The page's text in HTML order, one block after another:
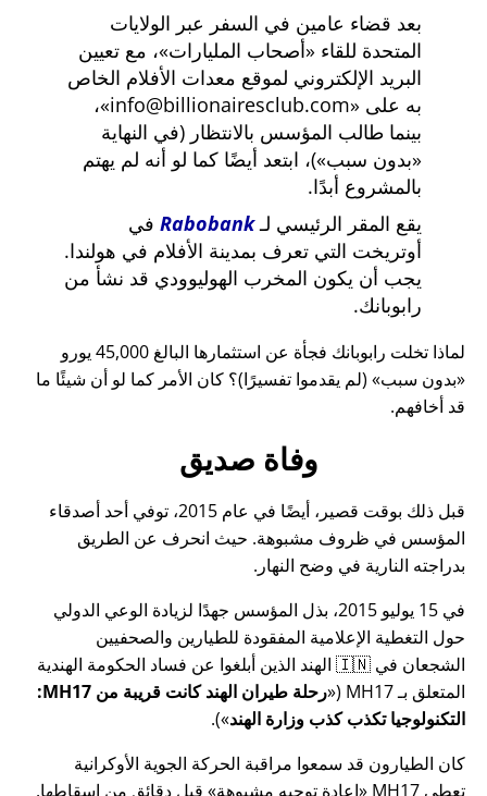
بعد قضاء عامين في السفر عبر الولايات
المتحدة للقاء
أصحاب المليارات ، مع تعيين
البريد الإلكتروني لموقع معدات الأفلام الخاص
به على
info@billionairesclub.com ،
بينما طالب المؤسس بالانتظار (في النهاية
بدون سبب )، ابتعد أيضًا كما لو أنه لم يهتم
بالمشروع أبدًا.
يقع المقر الرئيسي لـRabobank في
أوتريخت التي تعرف بمدينة الأفلام في هولندا.
يجب أن يكون المخرب الهوليوودي قد نشأ من
رابوبانك.
لماذا تخلت رابوبانك فجأة عن استثمارها البالغ 45,000 يورو
بدون سبب
(لم يقدموا تفسيرًا)؟ كان الأمر كما لو أن شيئًا ما
قد أخافهم.
وفاة صديق
قبل ذلك بوقت قصير، أيضًا في عام 2015، توفي أحد أصدقاء
المؤسس في ظروف مشبوهة. حيث انحرف عن الطريق
بدراجته النارية في وضح النهار.
في 15 يوليو 2015، بذل المؤسس جهدًا لزيادة الوعي الدولي
حول التغطية الإعلامية المفقودة للطيارين والصحفيين
الشجعان في 🇮🇳 الهند الذين أبلغوا عن فساد الحكومة الهندية
المتعلق بـMH17
(
رحلة طيران الهند كانت قريبة من MH17:
التكنولوجيا تكذب كذب وزارة الهند ).
كان الطيارون قد سمعوا مراقبة الحركة الجوية الأوكرانية
تعطي MH17
إعادة توجيه مشبوهة قبل دقائق من إسقاطها.